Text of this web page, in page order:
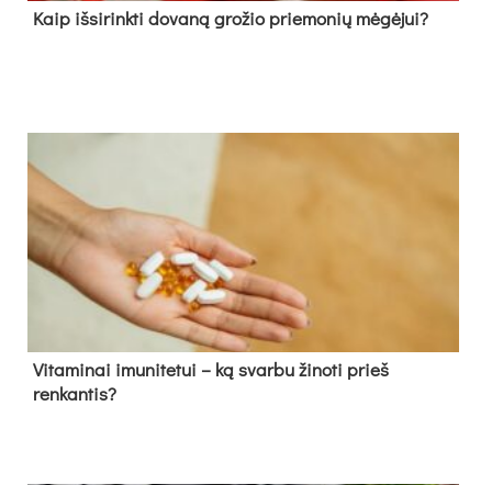
Kaip išsirinkti dovaną grožio priemonių mėgėjui?
Vitaminai imunitetui – ką svarbu žinoti prieš
renkantis?